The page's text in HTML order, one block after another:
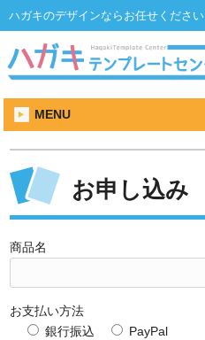
ハガキのデザインならお任せください
MENU
お申し込み
商品名
お支払い方法
銀行振込
PayPal